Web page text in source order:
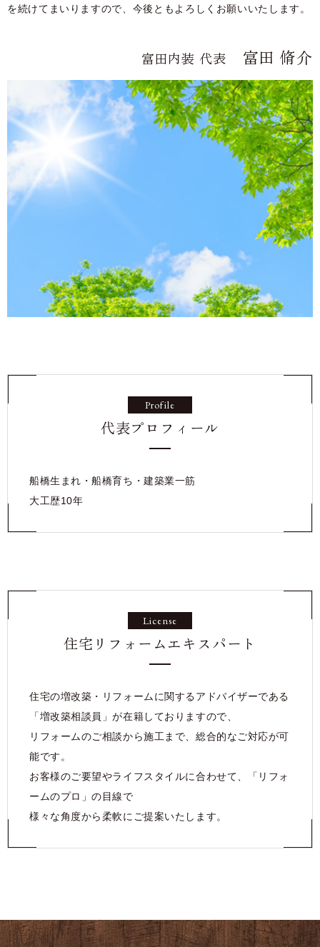
を続けてまいりますので、今後ともよろしくお願いいたします。
富田内装 代表 富田 脩介
Profile
代表プロフィール
船橋生まれ・船橋育ち・建築業一筋
大工歴10年
License
住宅リフォームエキスパート
住宅の増改築・リフォームに関するアドバイザーである
「増改築相談員」が在籍しておりますので、
リフォームのご相談から施工まで、総合的なご対応が可
能です。
お客様のご要望やライフスタイルに合わせて、「リフォ
ームのプロ」の目線で
様々な角度から柔軟にご提案いたします。